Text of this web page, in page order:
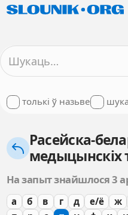
толькі ў назьве
Расейска-
медыцынскіх
На запыт знайшлося 3
а б в г д е/ё ж